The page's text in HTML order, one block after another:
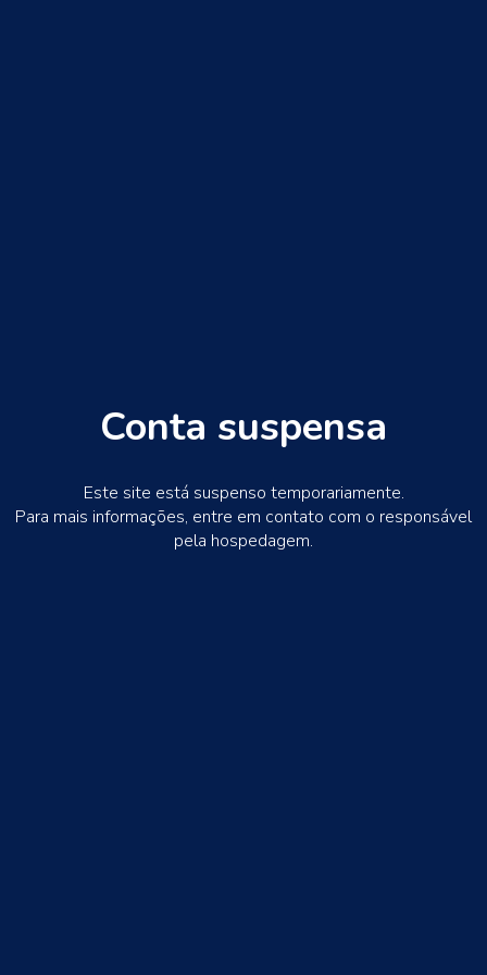
Conta suspensa
Este site está suspenso temporariamente.
Para mais informações, entre em contato com o responsável
pela hospedagem.